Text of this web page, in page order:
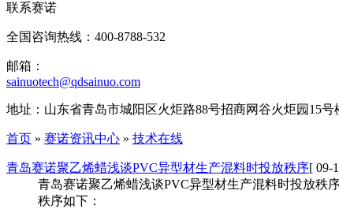
联系赛诺
全国咨询热线：400-8788-532
邮箱：
sainuotech@qdsainuo.com
地址：山东省青岛市城阳区火炬路88号招商网谷火炬园15号
首页 » 赛诺资讯中心 » 技术在线
青岛赛诺聚乙烯蜡浅谈PVC异型材生产混料时投放秩序[ 09-
青岛赛诺聚乙烯蜡浅谈PVC异型材生产混料时投放秩
秩序如下：